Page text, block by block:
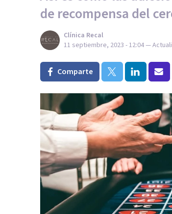
de recompensa del
Clínica Recal
11 septiembre, 2023 - 12:04—
Comparte